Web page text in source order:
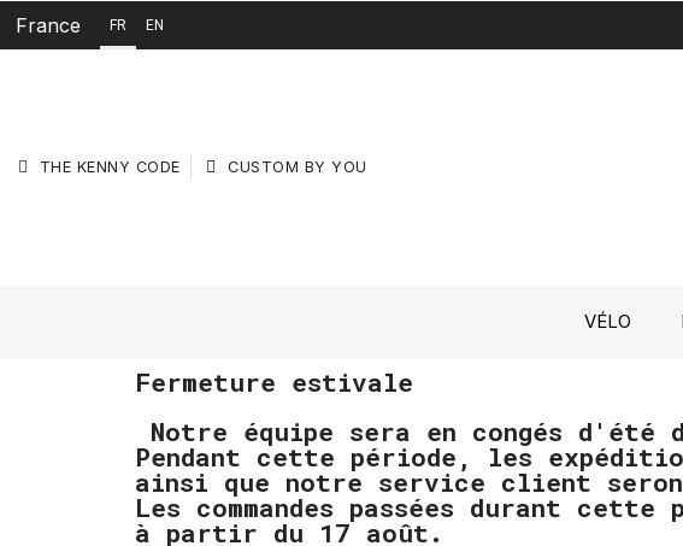
France FR EN
THE KENNY CODE CUSTOM BY YOU
VÉLO
Fermeture estivale
Notre équipe sera en congés
Pendant cette période, les
ainsi que notre service client
Les commandes passées durant
à partir du 17 août.